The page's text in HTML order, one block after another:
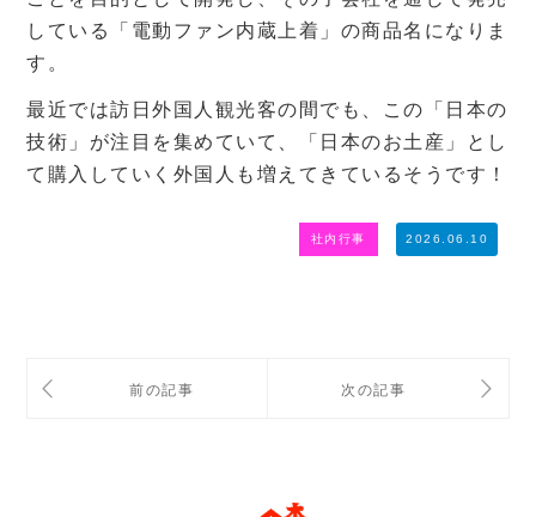
している「電動ファン内蔵上着」の商品名になりま
す。
最近では訪日外国人観光客の間でも、この「日本の
技術」が注目を集めていて、「日本のお土産」とし
て購入していく外国人も増えてきているそうです！
社内行事 2026.06.10